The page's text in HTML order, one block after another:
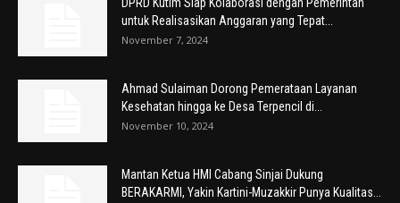
untuk Realisasikan Anggaran yang Tepat...
November 7, 2024
Ahmad Sulaiman Dorong Pemerataan Layanan
Kesehatan hingga ke Desa Terpencil di...
November 10, 2024
Mantan Ketua HMI Cabang Sinjai Dukung
BERAKARMI, Yakin Kartini-Muzakkir Punya Kualitas...